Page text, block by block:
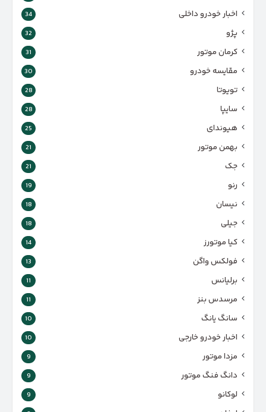
اخبار خودرو داخلی 34
پژو 32
کرمان موتور 31
مقایسه خودرو 30
تویوتا 28
سایپا 28
هیوندای 25
بهمن موتور 21
جک 21
رنو 19
نیسان 18
جیلی 18
کیا موتورز 14
فولکس واگن 13
برلیانس 11
مرسدس بنز 11
سانگ یانگ 10
اخبار خودرو خارجی 10
مزدا موتور 9
دانگ فنگ موتور 9
لوکانو 9